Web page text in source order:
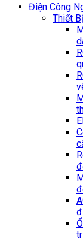
Điện Công
Thiết